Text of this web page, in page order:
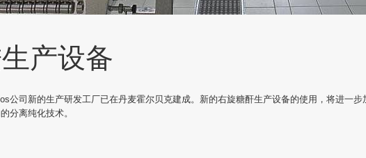
产设备
公司新的生产研发工厂已在丹麦霍尔贝克建成。新的右旋糖酐生产设备的使用，将进一步
分离纯化技术。